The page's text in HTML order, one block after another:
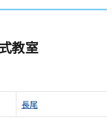
教室
長尾